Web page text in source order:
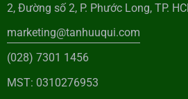
2, Đường số 2, P. Phước Long, TP.
marketing@tanhuuqui.com
(028) 7301 1456
MST: 0310276953